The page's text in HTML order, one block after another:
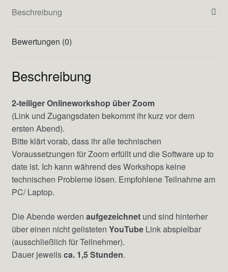
Beschreibung
Bewertungen (0)
Beschreibung
2-teiliger Onlineworkshop über Zoom
(Link und Zugangsdaten bekommt ihr kurz vor dem
ersten Abend).
Bitte klärt vorab, dass ihr alle technischen
Voraussetzungen für Zoom erfüllt und die Software up to
date ist. Ich kann während des Workshops keine
technischen Probleme lösen. Empfohlene Teilnahme am
PC/ Laptop.
Die Abende werden aufgezeichnetund sind hinterher
über einen nicht gelisteten YouTubeLink abspielbar
(ausschließlich für Teilnehmer).
Dauer jeweilsca. 1,5 Stunden.